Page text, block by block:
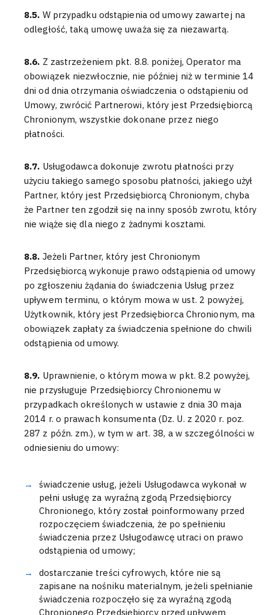
8.5. W przypadku odstąpienia od umowy zawartej na
odległość, taką umowę uważa się za niezawartą.
8.6. Z zastrzeżeniem pkt. 8.8. poniżej, Operator ma
obowiązek niezwłocznie, nie później niż w terminie 14
dni od dnia otrzymania oświadczenia o odstąpieniu od
Umowy, zwrócić Partnerowi, który jest Przedsiębiorcą
Chronionym, wszystkie dokonane przez niego
płatności.
8.7. Usługodawca dokonuje zwrotu płatności przy
użyciu takiego samego sposobu płatności, jakiego użył
Partner, który jest Przedsiębiorcą Chronionym, chyba
że Partner ten zgodził się na inny sposób zwrotu, który
nie wiąże się dla niego z żadnymi kosztami.
8.8. Jeżeli Partner, który jest Chronionym
Przedsiębiorcą wykonuje prawo odstąpienia od umowy
po zgłoszeniu żądania do świadczenia Usług przez
upływem terminu, o którym mowa w ust. 2 powyżej,
Użytkownik, który jest Przedsiębiorca Chronionym, ma
obowiązek zapłaty za świadczenia spełnione do chwili
odstąpienia od umowy.
8.9. Uprawnienie, o którym mowa w pkt. 8.2 powyżej,
nie przysługuje Przedsiębiorcy Chronionemu w
przypadkach określonych w ustawie z dnia 30 maja
2014 r. o prawach konsumenta (Dz. U. z 2020 r. poz.
287 z późn. zm.), w tym w art. 38, a w szczególności w
odniesieniu do umowy:
świadczenie usług, jeżeli Usługodawca wykonał w
pełni usługę za wyraźną zgodą Przedsiębiorcy
Chronionego, który został poinformowany przed
rozpoczęciem świadczenia, że po spełnieniu
świadczenia przez Usługodawcę utraci on prawo
odstąpienia od umowy;
dostarczanie treści cyfrowych, które nie są
zapisane na nośniku materialnym, jeżeli spełnianie
świadczenia rozpoczęło się za wyraźną zgodą
Chronionego Przedsiębiorcy przed upływem